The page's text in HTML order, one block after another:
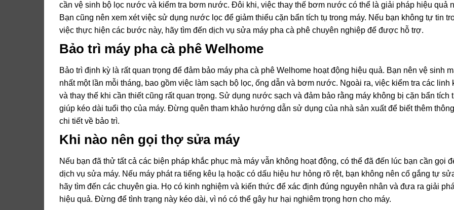
cần vệ sinh bộ lọc nước và kiểm tra bơm nước. Đôi khi, việc thay thế bơm nước có thể là giải pháp hiệu quả
Bạn cũng nên xem xét việc sử dụng nước lọc để giảm thiểu cặn bẩn tích tụ trong máy. Nếu bạn không tự tin
việc thực hiện các bước này, hãy tìm đến dịch vụ sửa máy pha cà phê chuyên nghiệp để được hỗ trợ.
Bảo trì máy pha cà phê Welhome
Bảo trì định kỳ là rất quan trọng để đảm bảo máy pha cà phê Welhome hoạt động hiệu quả. Bạn nên vệ sinh
nhất một lần mỗi tháng, bao gồm việc làm sạch bộ lọc, ống dẫn và bơm nước. Ngoài ra, việc kiểm tra các linh
và thay thế khi cần thiết cũng rất quan trọng. Sử dụng nước sạch và đảm bảo rằng máy không bị cặn bẩn tích
giúp kéo dài tuổi thọ của máy. Đừng quên tham khảo hướng dẫn sử dụng của nhà sản xuất để biết thêm
chi tiết về bảo trì.
Khi nào nên gọi thợ sửa máy
Nếu bạn đã thử tất cả các biện pháp khắc phục mà máy vẫn không hoạt động, có thể đã đến lúc bạn cần gọi
dịch vụ sửa máy. Nếu máy phát ra tiếng kêu lạ hoặc có dấu hiệu hư hỏng rõ rệt, bạn không nên cố gắng tự
hãy tìm đến các chuyên gia. Họ có kinh nghiệm và kiến thức để xác định đúng nguyên nhân và đưa ra giải
hiệu quả. Đừng để tình trạng này kéo dài, vì nó có thể gây hư hại nghiêm trọng hơn cho máy.